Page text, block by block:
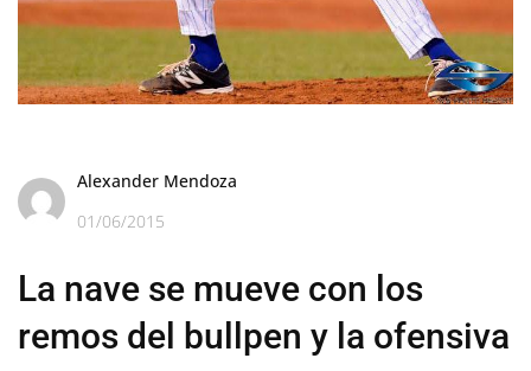
Alexander Mendoza
01/06/2015
La nave se mueve con los
remos del bullpen y la ofensiva